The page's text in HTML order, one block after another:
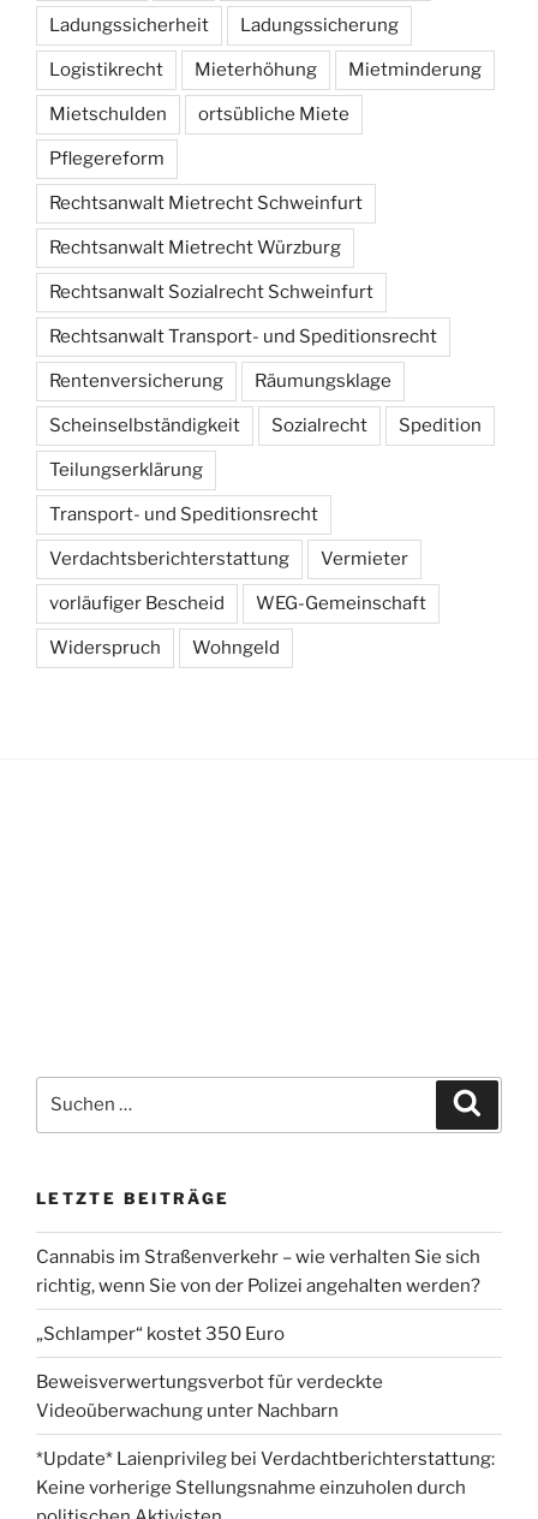
Ladungssicherheit Ladungssicherung
Logistikrecht Mieterhöhung Mietminderung
Mietschulden ortsübliche Miete
Pflegereform
Rechtsanwalt Mietrecht Schweinfurt
Rechtsanwalt Mietrecht Würzburg
Rechtsanwalt Sozialrecht Schweinfurt
Rechtsanwalt Transport- und Speditionsrecht
Rentenversicherung Räumungsklage
Scheinselbständigkeit Sozialrecht Spedition
Teilungserklärung
Transport- und Speditionsrecht
Verdachtsberichterstattung Vermieter
vorläufiger Bescheid WEG-Gemeinschaft
Widerspruch Wohngeld
nach:
LETZTE BEITRÄGE
Cannabis im Straßenverkehr – wie verhalten Sie sich
richtig, wenn Sie von der Polizei angehalten werden?
„Schlamper“ kostet 350 Euro
Beweisverwertungsverbot für verdeckte
Videoüberwachung unter Nachbarn
*Update* Laienprivileg bei Verdachtberichterstattung:
Keine vorherige Stellungsnahme einzuholen durch